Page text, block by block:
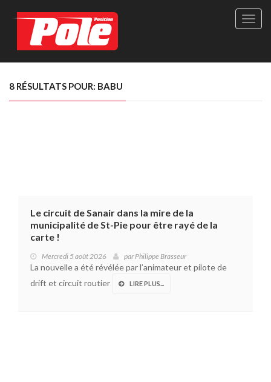
Site
Le
8 RÉSULTATS POUR: BABU
Le circuit de Sanair dans la mire de la
municipalité de St-Pie pour être rayé de la
carte !
Mercredi 5 août 2026 parPhilippe Brasseur
La nouvelle a été révélée par l’animateur et pilote de
drift et circuit routier
LIRE PLUS...